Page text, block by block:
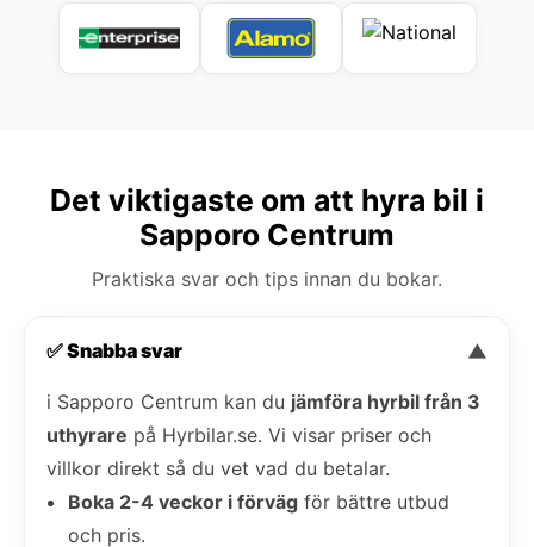
Det viktigaste om att hyra bil i
Sapporo Centrum
Praktiska svar och tips innan du bokar.
✅ Snabba svar ▼
i Sapporo Centrum kan du jämföra hyrbil från 3
uthyrare på Hyrbilar.se. Vi visar priser och
villkor direkt så du vet vad du betalar.
Boka 2-4 veckor i förväg för bättre utbud
och pris.